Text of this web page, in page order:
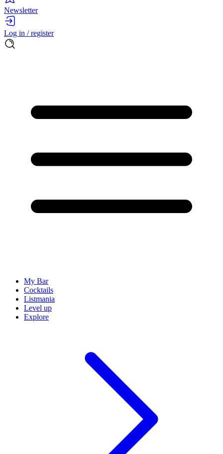
Newsletter
Log in / register
My Bar
Cocktails
Listmania
Level up
Explore